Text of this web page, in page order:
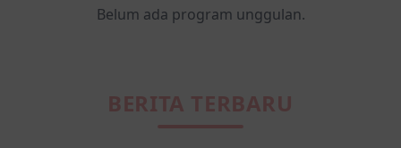
Belum ada program unggulan.
BERITA TERBARU